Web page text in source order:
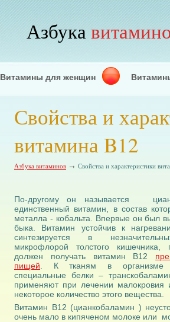
Азбука
Витамины для женщин
Свойства и
витамина B12
Азбука витаминов → Свойства и характеристики
По-другому он называется
единственный витамин, в состав
металла - кобальта. Впервые он был
быка. Витамин устойчив к
синтезируется в
микрофлорой толстого кишечника,
должен получать витамин В12
пищей . К тканям в организме
специальные белки –
применяют при лечении малокровия
некоторое количество этого вещества.
Витамин В12 (цианкобаламин )
очень мало в кипяченом молоке или